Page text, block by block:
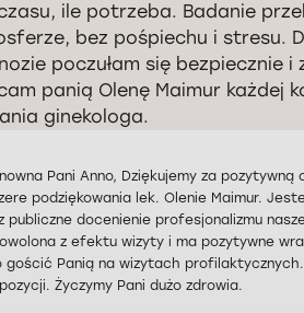
ile potrzeba. Badanie
bez pośpiechu i stresu.
poczułam się bezpiecznie i
panią Olenę Maimur każdej
ginekologa.
Pani Anno, Dziękujemy za pozytywną
podziękowania lek. Olenie Maimur.
publiczne docenienie profesjonalizmu
z efektu wizyty i ma pozytywne
gościć Panią na wizytach
Życzymy Pani dużo zdrowia.